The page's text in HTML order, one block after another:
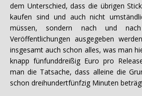
dem Unterschied, dass die übrigen
kaufen sind und auch nicht
müssen, sondern nach und
Veröffentlichungen ausgegeben
insgesamt auch schon alles, was man
knapp fünfunddreißig Euro pro
man die Tatsache, dass alleine die
schon dreihundertfünfzig Minuten